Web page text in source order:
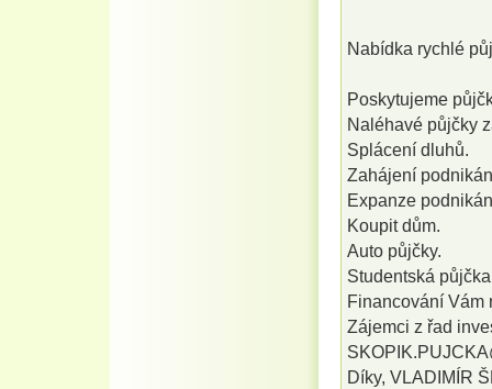
Nabídka rychlé
Poskytujeme
Naléhavé půjčky
Splácení dluhů.
Zahájení
Expanze
Koupit dům.
Auto půjčky.
Studentská
Financování Vám
Zájemci z řad
Díky, VLADIMÍR